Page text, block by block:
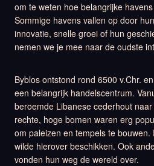
om te weten hoe belangrijke
Sommige havens vallen op door
innovatie, snelle groei of hun
nemen we je mee naar de oudste
Byblos ontstond rond 6500 v.Chr.
een belangrijk handelscentrum.
beroemde Libanese cederhout
rechte, hoge bomen waren erg
om paleizen en tempels te
wilde hierover beschikken. Ook
vonden hun weg de wereld over.